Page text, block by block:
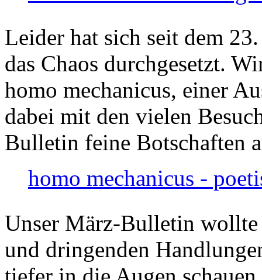
Leider hat sich seit dem
das Chaos durchgesetzt.
homo mechanicus, einer
dabei mit den vielen
Bulletin feine Botschaften
homo mechanicus -
Unser März-Bulletin
und dringenden